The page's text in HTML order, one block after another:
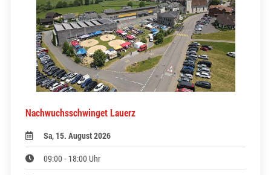
Nachwuchsschwinget Lauerz
Sa, 15. August 2026
09:00 - 18:00 Uhr